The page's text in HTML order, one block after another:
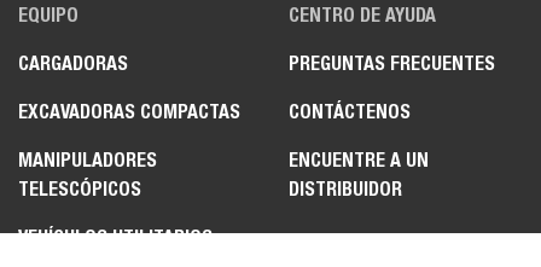
EQUIPO
CARGADORAS
EXCAVADORAS COMPACTAS
MANIPULADORES
TELESCÓPICOS
VEHÍCULOS UTILITARIOS
CENTRO DE AYUDA
PREGUNTAS FRECUENTES
CONTÁCTENOS
ENCUENTRE A UN
DISTRIBUIDOR